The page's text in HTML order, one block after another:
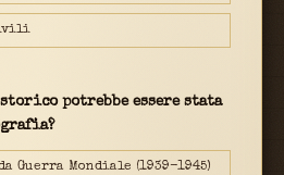
potrebbe essere stata
Guerra Mondiale (1939-1945)